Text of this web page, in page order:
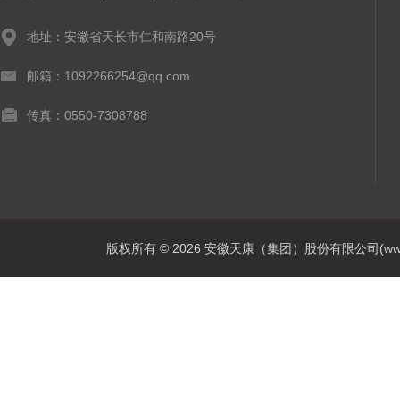
地址：安徽省天长市仁和南路20号
邮箱：1092266254@qq.com
传真：0550-7308788
版权所有 © 2026 安徽天康（集团）股份有限公司